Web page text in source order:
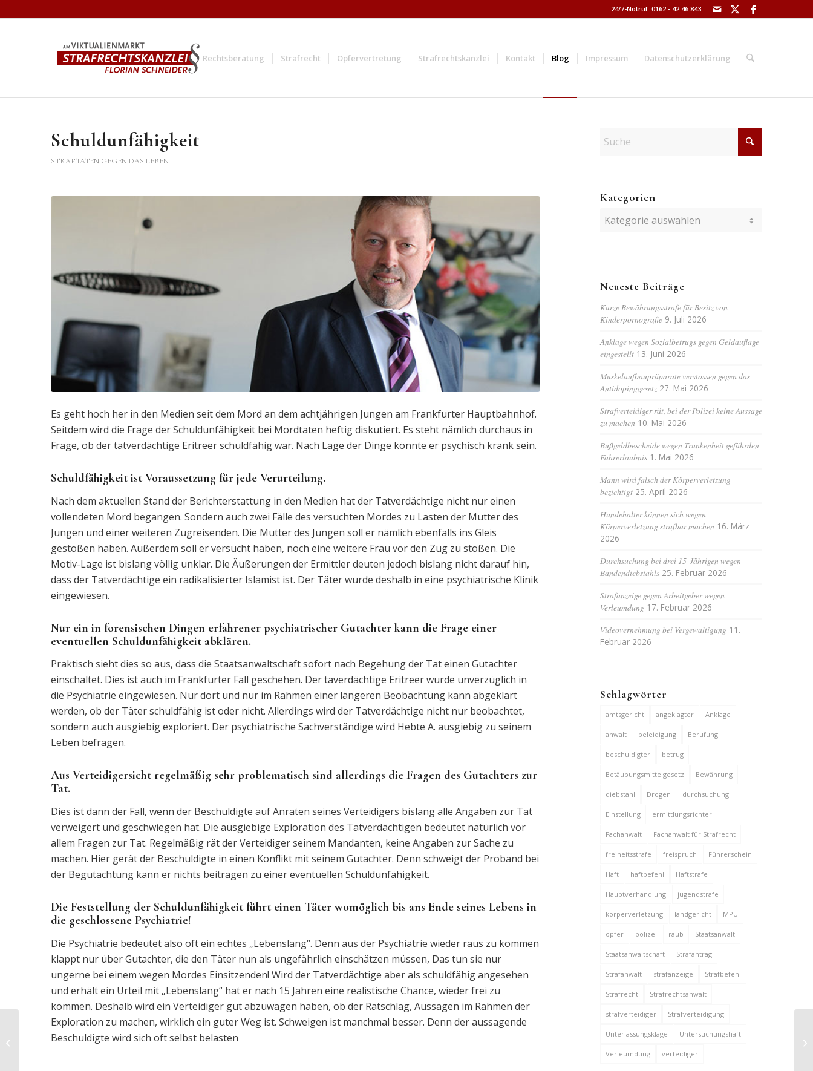
24/7-Notruf: 0162 - 42 46 843
Rechtsberatung Strafrecht Opfervertretung Strafrechtskanzlei Kontakt Blog Impressum Datenschutzerklärung
Schuldunfähigkeit
STRAFTATEN GEGEN DAS LEBEN
Es geht hoch her in den Medien seit dem Mord an dem achtjährigen Jungen am Frankfurter Hauptbahnhof.
Seitdem wird die Frage der Schuldunfähigkeit bei Mordtaten heftig diskutiert. Es steht nämlich durchaus in
Frage, ob der tatverdächtige Eritreer schuldfähig war. Nach Lage der Dinge könnte er psychisch krank sein.
Schuldfähigkeit ist Voraussetzung für jede Verurteilung.
Nach dem aktuellen Stand der Berichterstattung in den Medien hat der Tatverdächtige nicht nur einen
vollendeten Mord begangen. Sondern auch zwei Fälle des versuchten Mordes zu Lasten der Mutter des
Jungen und einer weiteren Zugreisenden. Die Mutter des Jungen soll er nämlich ebenfalls ins Gleis
gestoßen haben. Außerdem soll er versucht haben, noch eine weitere Frau vor den Zug zu stoßen. Die
Motiv-Lage ist bislang völlig unklar. Die Äußerungen der Ermittler deuten jedoch bislang nicht darauf hin,
dass der Tatverdächtige ein radikalisierter Islamist ist. Der Täter wurde deshalb in eine psychiatrische Klinik
eingewiesen.
Nur ein in forensischen Dingen erfahrener psychiatrischer Gutachter kann die Frage einer
eventuellen Schuldunfähigkeit abklären.
Praktisch sieht dies so aus, dass die Staatsanwaltschaft sofort nach Begehung der Tat einen Gutachter
einschaltet. Dies ist auch im Frankfurter Fall geschehen. Der taverdächtige Eritreer wurde unverzüglich in
die Psychiatrie eingewiesen. Nur dort und nur im Rahmen einer längeren Beobachtung kann abgeklärt
werden, ob der Täter schuldfähig ist oder nicht. Allerdings wird der Tatverdächtige nicht nur beobachtet,
sondern auch ausgiebig exploriert. Der psychiatrische Sachverständige wird Hebte A. ausgiebig zu seinem
Leben befragen.
Aus Verteidigersicht regelmäßig sehr problematisch sind allerdings die Fragen des Gutachters zur
Tat.
Dies ist dann der Fall, wenn der Beschuldigte auf Anraten seines Verteidigers bislang alle Angaben zur Tat
verweigert und geschwiegen hat. Die ausgiebige Exploration des Tatverdächtigen bedeutet natürlich vor
allem Fragen zur Tat. Regelmäßig rät der Verteidiger seinem Mandanten, keine Angaben zur Sache zu
machen. Hier gerät der Beschuldigte in einen Konflikt mit seinem Gutachter. Denn schweigt der Proband bei
der Begutachtung kann er nichts beitragen zu einer eventuellen Schuldunfähigkeit.
Die Feststellung der Schuldunfähigkeit führt einen Täter womöglich bis ans Ende seines Lebens in
die geschlossene Psychiatrie!
Die Psychiatrie bedeutet also oft ein echtes „Lebenslang“. Denn aus der Psychiatrie wieder raus zu kommen
klappt nur über Gutachter, die den Täter nun als ungefährlich einschätzen müssen, Das tun sie nur
ungerne bei einem wegen Mordes Einsitzenden! Wird der Tatverdächtige aber als schuldfähig angesehen
und erhält ein Urteil mit „Lebenslang“ hat er nach 15 Jahren eine realistische Chance, wieder frei zu
kommen. Deshalb wird ein Verteidiger gut abzuwägen haben, ob der Ratschlag, Aussagen im Rahmen der
Exploration zu machen, wirklich ein guter Weg ist. Schweigen ist manchmal besser. Denn der aussagende
Beschuldigte wird sich oft selbst belasten
Kategorien
Kategorien
Neueste Beiträge
Kurze Bewährungsstrafe für Besitz von
Kinderpornografie 9. Juli 2026
Anklage wegen Sozialbetrugs gegen Geldauflage
eingestellt 13. Juni 2026
Muskelaufbaupräparate verstossen gegen das
Antidopinggesetz 27. Mai 2026
Strafverteidiger rät, bei der Polizei keine Aussage
zu machen 10. Mai 2026
Bußgeldbescheide wegen Trunkenheit gefährden
Fahrerlaubnis 1. Mai 2026
Mann wird falsch der Körperverletzung
bezichtigt 25. April 2026
Hundehalter können sich wegen
Körperverletzung strafbar machen 16. März
2026
Durchsuchung bei drei 15-Jährigen wegen
Bandendiebstahls 25. Februar 2026
Strafanzeige gegen Arbeitgeber wegen
Verleumdung 17. Februar 2026
Videovernehmung bei Vergewaltigung 11.
Februar 2026
Schlagwörter
amtsgericht angeklagter Anklage
anwalt beleidigung Berufung
beschuldigter betrug
Betäubungsmittelgesetz Bewährung
diebstahl Drogen durchsuchung
Einstellung ermittlungsrichter
Fachanwalt Fachanwalt für Strafrecht
freiheitsstrafe freispruch Führerschein
Haft haftbefehl Haftstrafe
Hauptverhandlung jugendstrafe
körperverletzung landgericht MPU
opfer polizei raub Staatsanwalt
Staatsanwaltschaft Strafantrag
Strafanwalt strafanzeige Strafbefehl
Strafrecht Strafrechtsanwalt
strafverteidiger Strafverteidigung
Unterlassungsklage Untersuchungshaft
Verleumdung verteidiger
Haft für Nötigung